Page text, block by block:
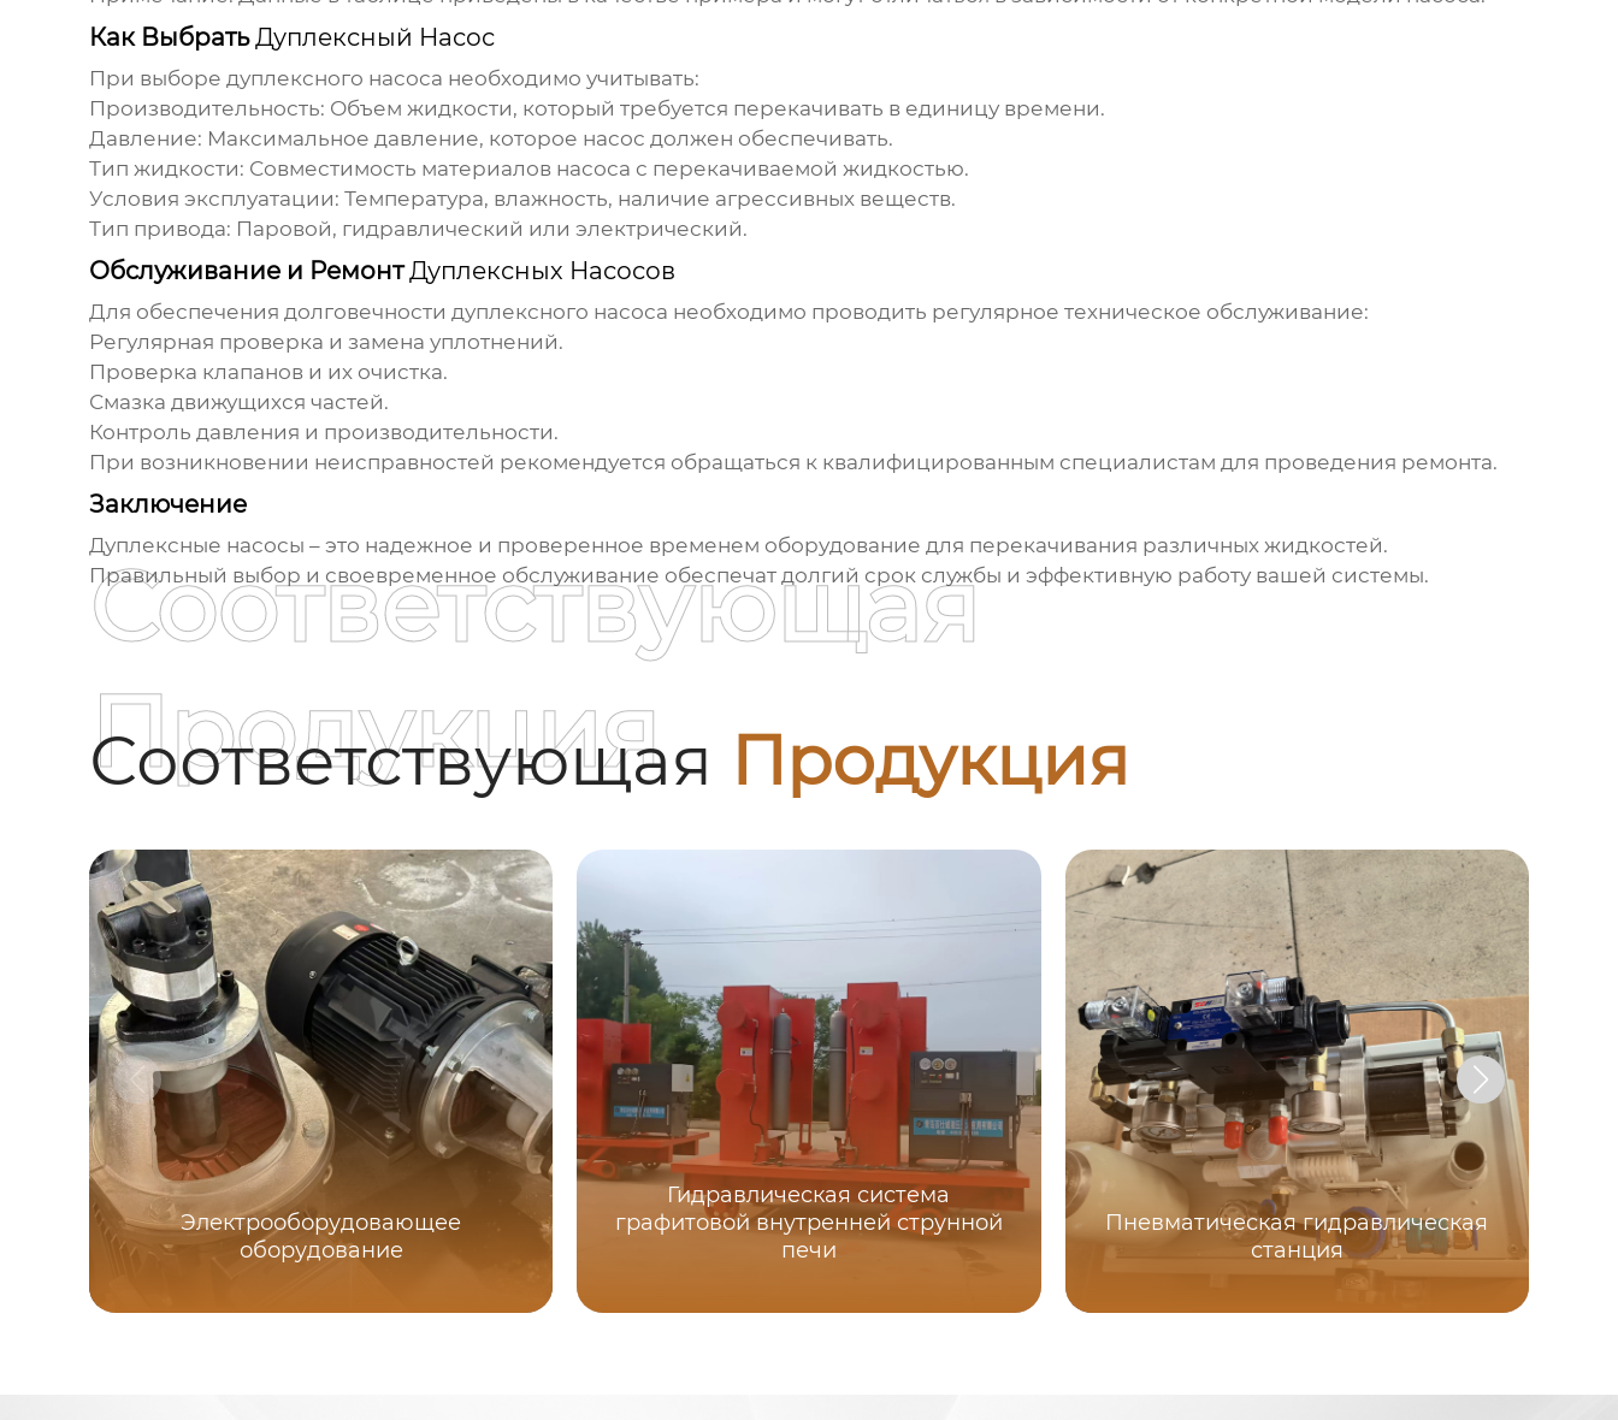
Как ВыбратьДуплексный Насос
При выборе дуплексного насоса необходимо учитывать:
Производительность: Объем жидкости, который требуется перекачивать в единицу времени.
Давление: Максимальное давление, которое насос должен обеспечивать.
Тип жидкости: Совместимость материалов насоса с перекачиваемой жидкостью.
Условия эксплуатации: Температура, влажность, наличие агрессивных веществ.
Тип привода: Паровой, гидравлический или электрический.
Обслуживание и РемонтДуплексных Насосов
Для обеспечения долговечности дуплексного насоса необходимо проводить регулярное техническое обслуживание:
Регулярная проверка и замена уплотнений.
Проверка клапанов и их очистка.
Смазка движущихся частей.
Контроль давления и производительности.
При возникновении неисправностей рекомендуется обращаться к квалифицированным специалистам для проведения ремонта.
Заключение
Дуплексные насосы – это надежное и проверенное временем оборудование для перекачивания различных жидкостей.
Правильный выбор и своевременное обслуживание обеспечат долгий срок службы и эффективную работу вашей системы.
Соответствующая Продукция
Соответствующая
Продукция
Электрооборудовающее
оборудование
Гидравлическая система
графитовой внутренней струнной
печи
Пневматическая гидравлическая
станция